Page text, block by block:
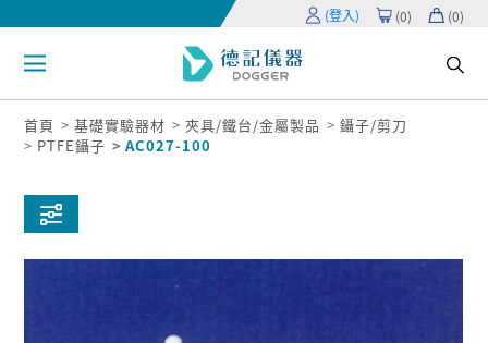
(登入) (0) (0)
首頁 基礎實驗器材 夾具/鐵台/金屬製品
鑷子/剪刀
PTFE鑷子
AC027-100